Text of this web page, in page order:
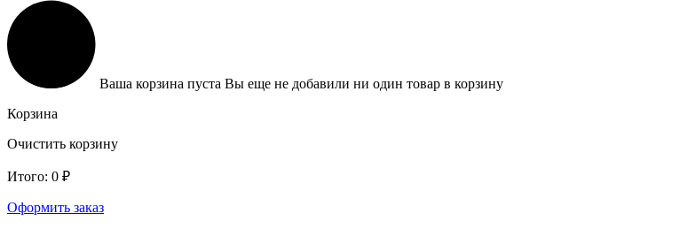
Ваша корзина пуста Вы еще не добавили ни один товар в корзину
Корзина
Очистить корзину
Итого: 0 ₽
Оформить заказ